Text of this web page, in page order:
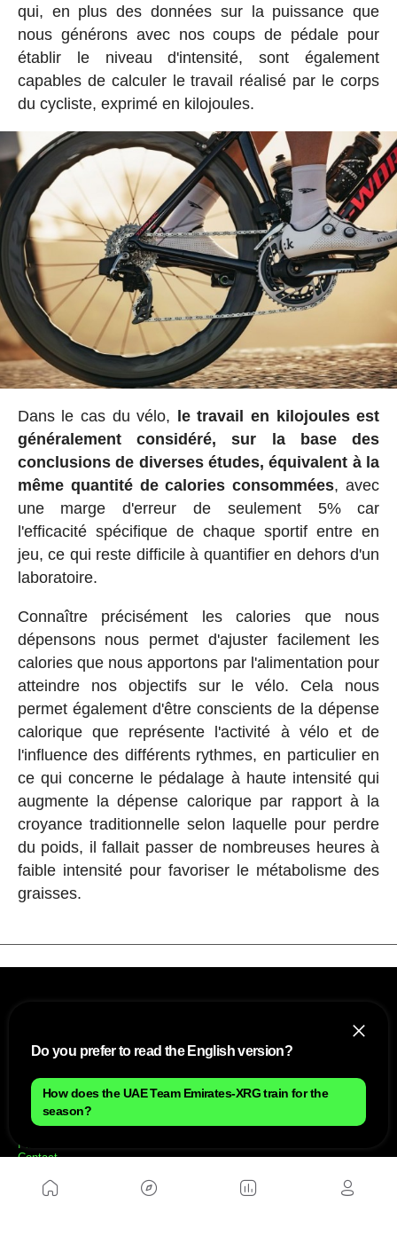
qui, en plus des données sur la puissance que
nous générons avec nos coups de pédale pour
établir le niveau d'intensité, sont également
capables de calculer le travail réalisé par le corps
du cycliste, exprimé en kilojoules.
Dans le cas du vélo, le travail en kilojoules est
généralement considéré, sur la base des
conclusions de diverses études, équivalent à la
même quantité de calories consommées, avec
une marge d'erreur de seulement 5% car
l'efficacité spécifique de chaque sportif entre en
jeu, ce qui reste difficile à quantifier en dehors d'un
laboratoire.
Connaître précisément les calories que nous
dépensons nous permet d'ajuster facilement les
calories que nous apportons par l'alimentation pour
atteindre nos objectifs sur le vélo. Cela nous
permet également d'être conscients de la dépense
calorique que représente l'activité à vélo et de
l'influence des différents rythmes, en particulier en
ce qui concerne le pédalage à haute intensité qui
augmente la dépense calorique par rapport à la
croyance traditionnelle selon laquelle pour perdre
du poids, il fallait passer de nombreuses heures à
faible intensité pour favoriser le métabolisme des
graisses.
NOUS
Plan du site
Contact
Do you prefer to read the English version?
How does the UAE Team Emirates-XRG train for the
season?